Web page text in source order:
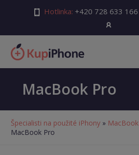
Hotlinka: +420 728 633 166
MacBook Pro
Špecialisti na použité iPhony » MacBook
MacBook Pro